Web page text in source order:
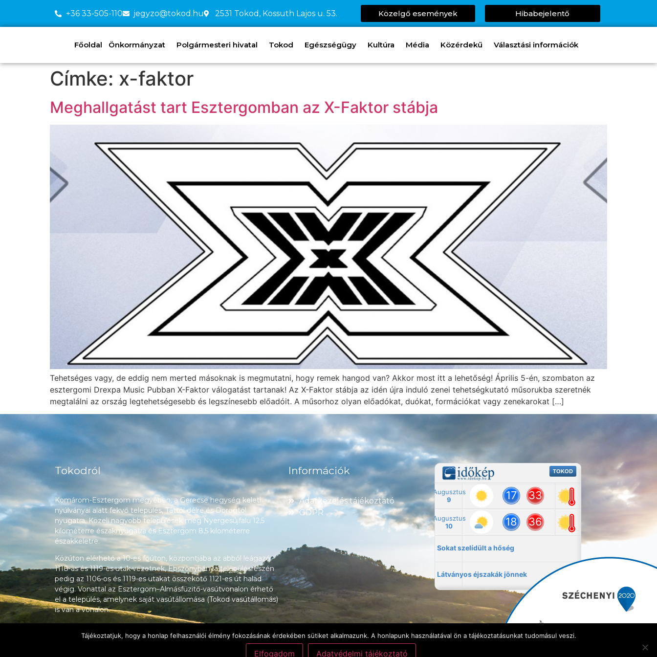
+36 33-505-110 jegyzo@tokod.hu 2531 Tokod, Kossuth Lajos u. 53. Közelgő események Hibabejelentő
Főoldal Önkormányzat Polgármesteri hivatal Tokod Egészségügy Kultúra Média Közérdekű Választási információk
Címke: x-faktor
Meghallgatást tart Esztergomban az X-Faktor stábja
Tehetséges vagy, de eddig nem merted másoknak is megmutatni, hogy remek hangod van? Akkor most itt a lehetőség! Április 5-én, szombaton az
esztergomi Drexpa Music Pubban X-Faktor válogatást tartanak! Az X-Faktor stábja az idén újra induló zenei tehetségkutató műsorukba szeretnék
megtalálni az ország legtehetségesebb és legszínesebb előadóit. A műsorhoz olyan előadókat, duókat, formációkat vagy zenekarokat […]
Tokodról
Komárom-Esztergom megyében, a Gerecse hegység keleti
nyúlványai alatt fekvő település, Táttól délre és Dorogtól
nyugatra. Közeli nagyobb települések még Nyergesújfalu 12,5
kilométerre északnyugatra és Esztergom 8,5 kilométerre
északkeletre.
Közúton elérhető a 10-es főúton, központjába az abból leágazó
1118-as és 1119-es utak vezetnek, Ebszőnybánya településrészén
pedig az 1106-os és 1119-es utakat összekötő 1121-es út halad
végig. Vonattal az Esztergom–Almásfüzitő-vasútvonalon érhető
el a település, amelynek saját vasútállomása (Tokod vasútállomás)
is van a vonalon.
Információk
Adatkezelés tájékoztató
GDPR
Tájékoztatjuk, hogy a honlap felhasználói élmény fokozásának érdekében sütiket alkalmazunk. A honlapunk használatával ön a tájékoztatásunkat tudomásul veszi.
Elfogadom Adatvédelmi tájékoztató